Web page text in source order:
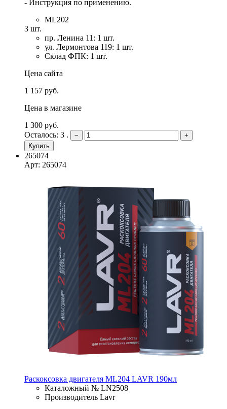
- Инструкция по применению.
ML202
3 шт.
пр. Ленина 11: 1 шт.
ул. Лермонтова 119: 1 шт.
Склад ФПК: 1 шт.
Цена сайта
1 157 руб.
Цена в магазине
1 300 руб.
Осталось: 3 .
−
+
Купить
265074
Арт: 265074
Раскоксовка двигателя ML204 LAVR 190мл
Каталожный № LN2508
Производитель Lavr